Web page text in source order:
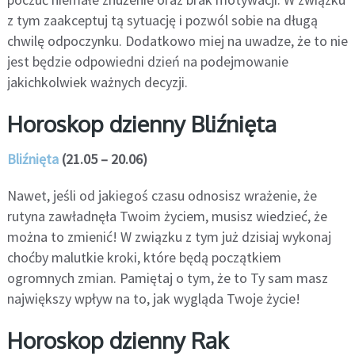
z tym zaakceptuj tą sytuację i pozwól sobie na długą
chwilę odpoczynku. Dodatkowo miej na uwadze, że to nie
jest będzie odpowiedni dzień na podejmowanie
jakichkolwiek ważnych decyzji.
Horoskop dzienny Bliźnięta
Bliźnięta(21.05 – 20.06)
Nawet, jeśli od jakiegoś czasu odnosisz wrażenie, że
rutyna zawładnęła Twoim życiem, musisz wiedzieć, że
można to zmienić! W związku z tym już dzisiaj wykonaj
choćby malutkie kroki, które będą początkiem
ogromnych zmian. Pamiętaj o tym, że to Ty sam masz
największy wpływ na to, jak wygląda Twoje życie!
Horoskop dzienny Rak